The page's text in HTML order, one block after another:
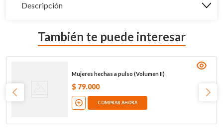
Descripción
También te puede interesar
Mujeres hechas a pulso (Volumen II)
$ 79.000
COMPRAR AHORA